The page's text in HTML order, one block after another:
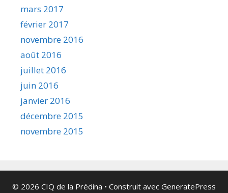
mars 2017
février 2017
novembre 2016
août 2016
juillet 2016
juin 2016
janvier 2016
décembre 2015
novembre 2015
© 2026 CIQ de la Prédina • Construit avec GeneratePress